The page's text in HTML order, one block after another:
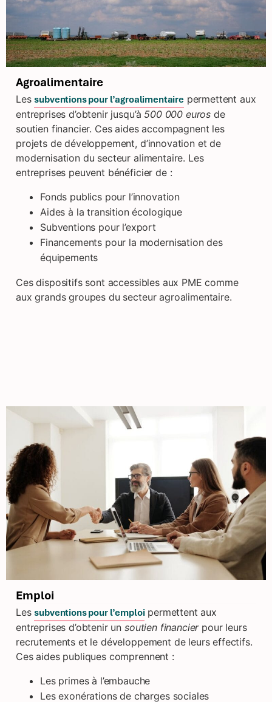
Agroalimentaire
Lessubventions pour l’agroalimentairepermettent aux
entreprises d’obtenir jusqu’à 500 000 euros de
soutien financier. Ces aides accompagnent les
projets de développement, d’innovation et de
modernisation du secteur alimentaire. Les
entreprises peuvent bénéficier de :
Fonds publics pour l’innovation
Aides à la transition écologique
Subventions pour l’export
Financements pour la modernisation des
équipements
Ces dispositifs sont accessibles aux PME comme
aux grands groupes du secteur agroalimentaire.
Emploi
Lessubventions pour l’emploipermettent aux
entreprises d’obtenir un soutien financierpour leurs
recrutements et le développement de leurs effectifs.
Ces aides publiques comprennent :
Les primes à l’embauche
Les exonérations de charges sociales